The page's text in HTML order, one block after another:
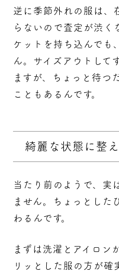
逆に季節外れの服は、
らないので査定が渋く
ケットを持ち込んでも
ん。サイズアウトして
ますが、ちょっと待つ
こともあるんです。
綺麗な状態に整
当たり前のようで、実
ません。
ちょっとした
わる んです。
まずは洗濯とアイロン
リッとした服の方が確